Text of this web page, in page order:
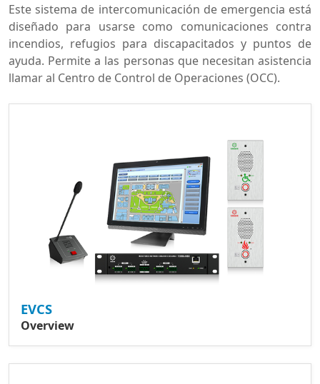
Este sistema de intercomunicación de emergencia está
diseñado para usarse como comunicaciones contra
incendios, refugios para discapacitados y puntos de
ayuda. Permite a las personas que necesitan asistencia
llamar al Centro de Control de Operaciones (OCC).
EVCS
Overview